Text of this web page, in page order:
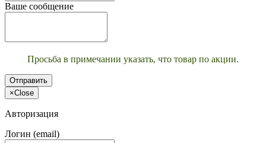
Ваше сообщение
Просьба в примечании указать, что товар по акции.
Отправить
×Close
Авторизация
Логин (email)